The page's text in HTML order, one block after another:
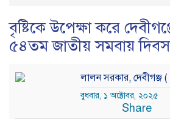
বৃষ্টিকে উপেক্ষা করে
৫৪তম জাতীয় সমবায় দিবস
লালন সরকার, দেবীগঞ্জ
বুধবার, ১ অক্টোবর, ২০২৫
Share